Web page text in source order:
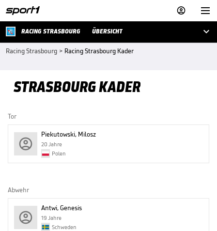


RACING STRASBOURG ÜBERSICHT 
Racing Strasbourg > Racing Strasbourg Kader
STRASBOURG KADER
Tor
Piekutowski, Milosz
20 Jahre
Polen
Abwehr
Antwi, Genesis
19 Jahre
Schweden